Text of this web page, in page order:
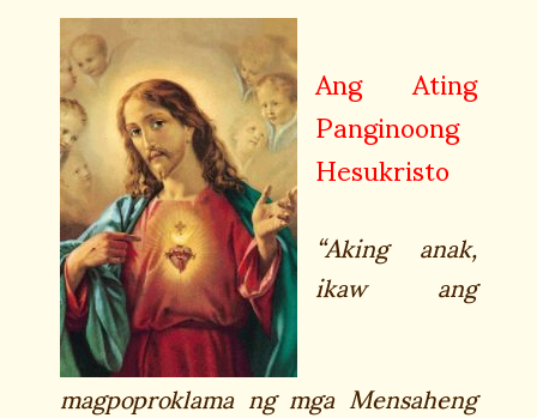
Ang Ating
Panginoong
Hesukristo
“Aking anak,
ikaw ang
magpoproklama ng mga Mensaheng